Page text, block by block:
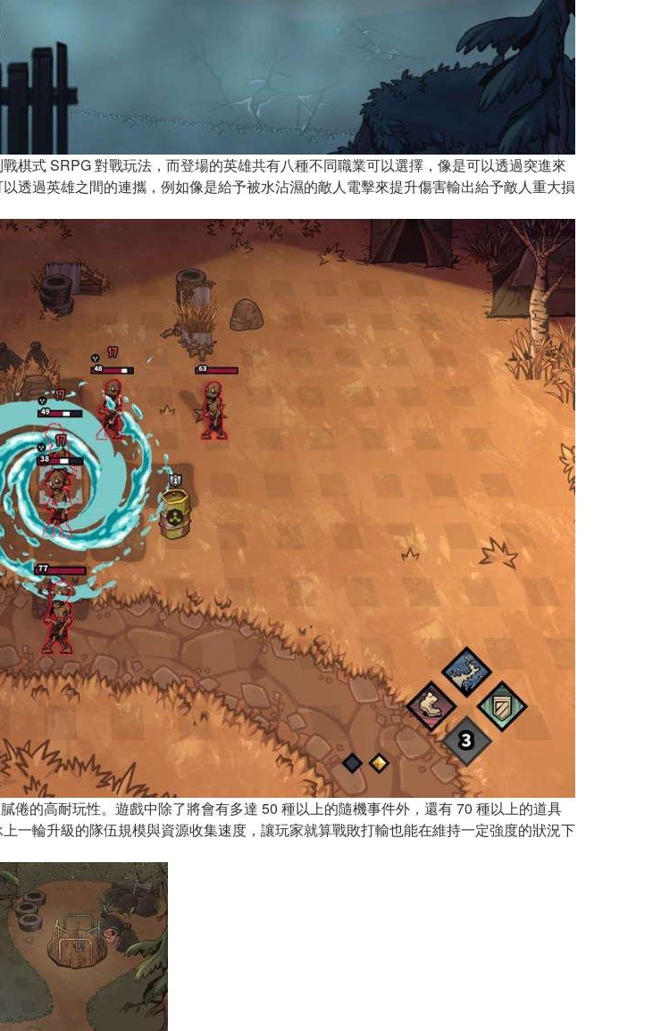
式 SRPG 對戰玩法，而登場的英雄共有八種不同職業可以選擇，像是可以透過突進來
透過英雄之間的連攜，例如像是給予被水沾濕的敵人電擊來提升傷害輸出給予敵人重大損
的高耐玩性。遊戲中除了將會有多達 50 種以上的隨機事件外，還有 70 種以上的道具
一輪升級的隊伍規模與資源收集速度，讓玩家就算戰敗打輸也能在維持一定強度的狀況下